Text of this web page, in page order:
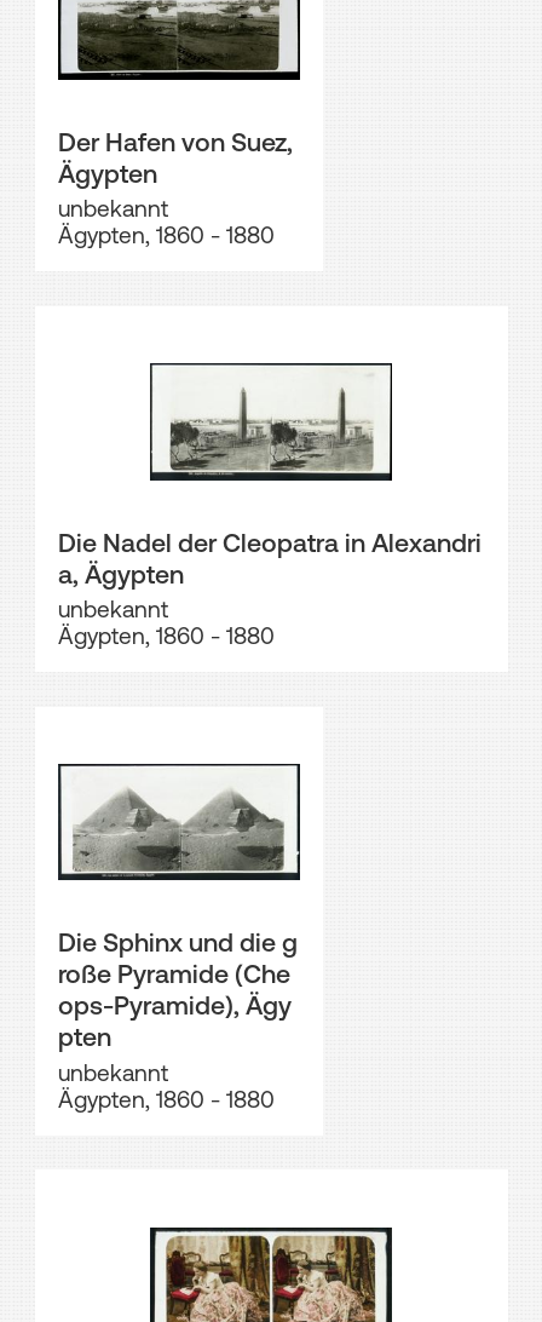
Der Hafen von Suez,
Ägypten
unbekannt
Ägypten, 1860 - 1880
Die Nadel der Cleopatra in Alexandri
a, Ägypten
unbekannt
Ägypten, 1860 - 1880
Die Sphinx und die g
roße Pyramide (Che
ops-Pyramide), Ägy
pten
unbekannt
Ägypten, 1860 - 1880